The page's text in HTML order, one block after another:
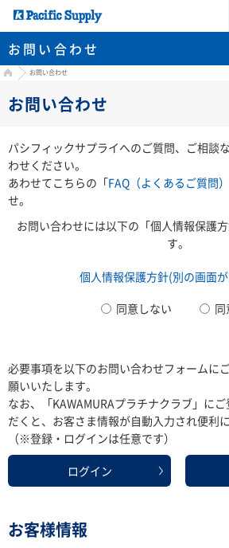
お問い合わせ
HOMEお問い合わせ
お問い合わせ
パシフィックサプライへのご質問、ご相談
わせください。
あわせてこちらの「FAQ（よくあるご質問）
せ。
お問い合わせには以下の「個人情報保護
す。
個人情報保護方針(別の画面
同意しない
同
必要事項を以下のお問い合わせフォームに
願いいたします。
なお、「KAWAMURAプラチナクラブ」に
だくと、お客さま情報が自動入力され便利
（※登録・ログインは任意です）
ログイン
お客様情報